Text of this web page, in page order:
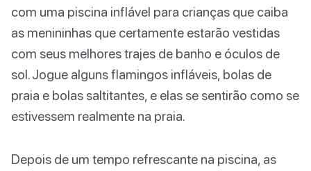
com uma piscina inflável para crianças que caiba
as menininhas que certamente estarão vestidas
com seus melhores trajes de banho e óculos de
sol. Jogue alguns flamingos infláveis, bolas de
praia e bolas saltitantes, e elas se sentirão como se
estivessem realmente na praia.
Depois de um tempo refrescante na piscina, as